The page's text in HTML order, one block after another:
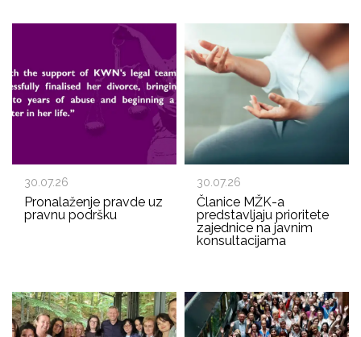
30.07.26
Pronalaženje pravde uz
pravnu podršku
30.07.26
Članice MŽK-a
predstavljaju prioritete
zajednice na javnim
konsultacijama